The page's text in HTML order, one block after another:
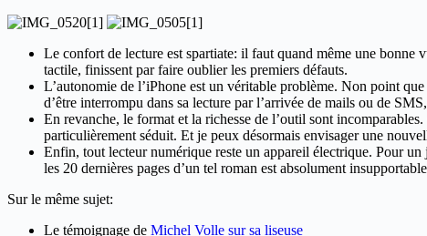
Le confort de lecture est spartiate: il faut quand même une bonne
tactile, finissent par faire oublier les premiers défauts.
L’autonomie de l’iPhone est un véritable problème. Non point
d’être interrompu dans sa lecture par l’arrivée de mails ou de
En revanche, le format et la richesse de l’outil sont
particulièrement séduit. Et je peux désormais envisager une
Enfin, tout lecteur numérique reste un appareil électrique. Pour
les 20 dernières pages d’un tel roman est absolument
Sur le même sujet:
Le témoignage de Michel Volle sur sa liseuse